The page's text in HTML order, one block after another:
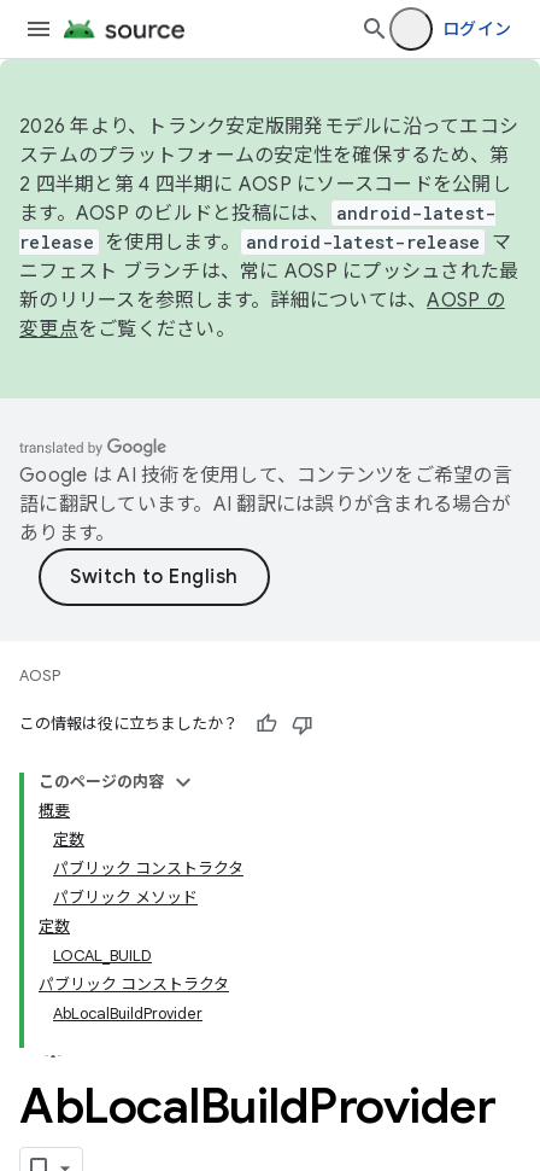
ログイン
2026 年より、トランク安定版開発モデルに沿ってエコシ
ステムのプラットフォームの安定性を確保するため、第
2 四半期と第 4 四半期に AOSP にソースコードを公開し
ます。AOSP のビルドと投稿には、
android-latest-
release
を使用します。 android-latest-release
マ
ニフェスト ブランチは、常に AOSP にプッシュされた最
新のリリースを参照します。詳細については、AOSP の
変更点をご覧ください。
Google は AI 技術を使用して、コンテンツをご希望の言
語に翻訳しています。AI 翻訳には誤りが含まれる場合が
あります。
AOSP
この情報は役に立ちましたか？
このページの内容
概要
定数
パブリック コンストラクタ
パブリック メソッド
定数
LOCAL_BUILD
パブリック コンストラクタ
AbLocalBuildProvider
AbLocalBuildProvider